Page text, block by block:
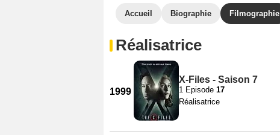
Accueil Biographie Filmographie
Réalisatrice
1999
X-Files - Saison 7
1 Episode 17
Réalisatrice